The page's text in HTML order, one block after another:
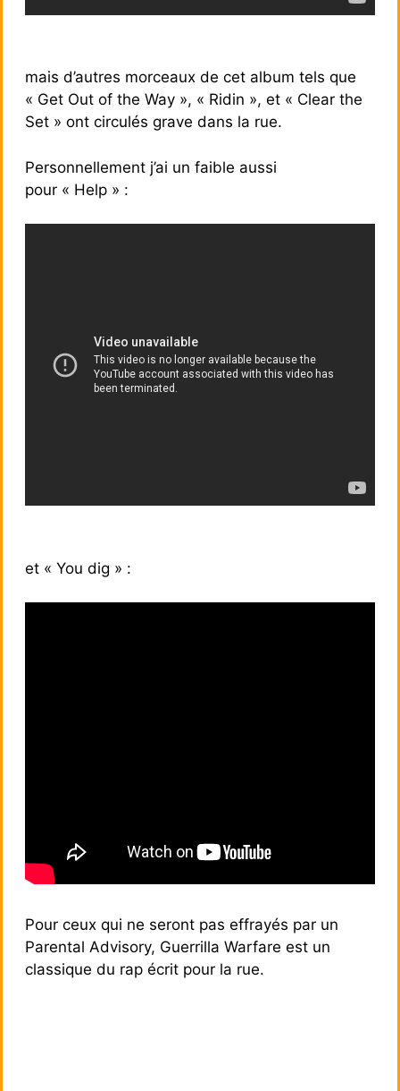
mais d’autres morceaux de cet album tels que
« Get Out of the Way », « Ridin », et « Clear the
Set » ont circulés grave dans la rue.
Personnellement j’ai un faible aussi
pour « Help » :
et « You dig » :
Pour ceux qui ne seront pas effrayés par un
Parental Advisory, Guerrilla Warfare est un
classique du rap écrit pour la rue.